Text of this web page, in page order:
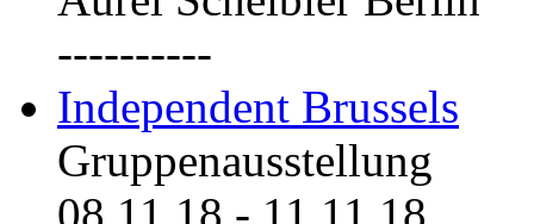
----------
Independent Brussels
Gruppenausstellung
08.11.18 - 11.11.18